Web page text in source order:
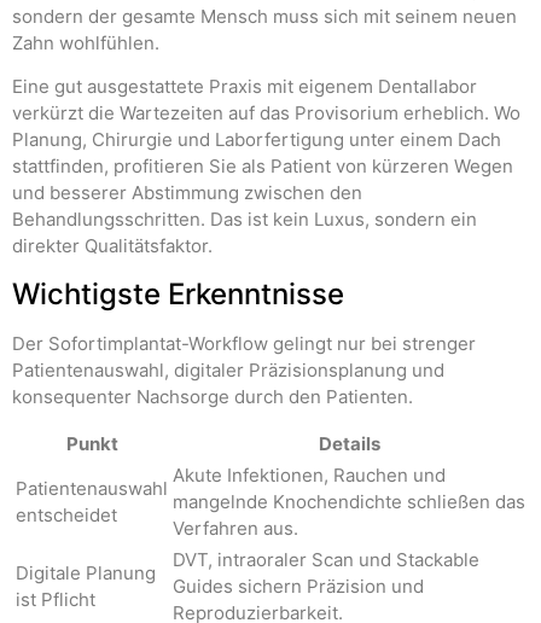
sondern der gesamte Mensch muss sich mit seinem neuen
Zahn wohlfühlen.
Eine gut ausgestattete Praxis mit eigenem Dentallabor
verkürzt die Wartezeiten auf das Provisorium erheblich. Wo
Planung, Chirurgie und Laborfertigung unter einem Dach
stattfinden, profitieren Sie als Patient von kürzeren Wegen
und besserer Abstimmung zwischen den
Behandlungsschritten. Das ist kein Luxus, sondern ein
direkter Qualitätsfaktor.
Wichtigste Erkenntnisse
Der Sofortimplantat-Workflow gelingt nur bei strenger
Patientenauswahl, digitaler Präzisionsplanung und
konsequenter Nachsorge durch den Patienten.
Punkt
Details
Patientenauswahl
entscheidet
Akute Infektionen, Rauchen und
mangelnde Knochendichte schließen das
Verfahren aus.
Digitale Planung
ist Pflicht
DVT, intraoraler Scan und Stackable
Guides sichern Präzision und
Reproduzierbarkeit.